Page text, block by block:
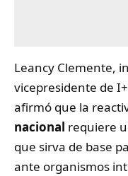
Leancy Clemente,
vicepresidente de
afirmó que la
nacional requiere
que sirva de base
ante organismos